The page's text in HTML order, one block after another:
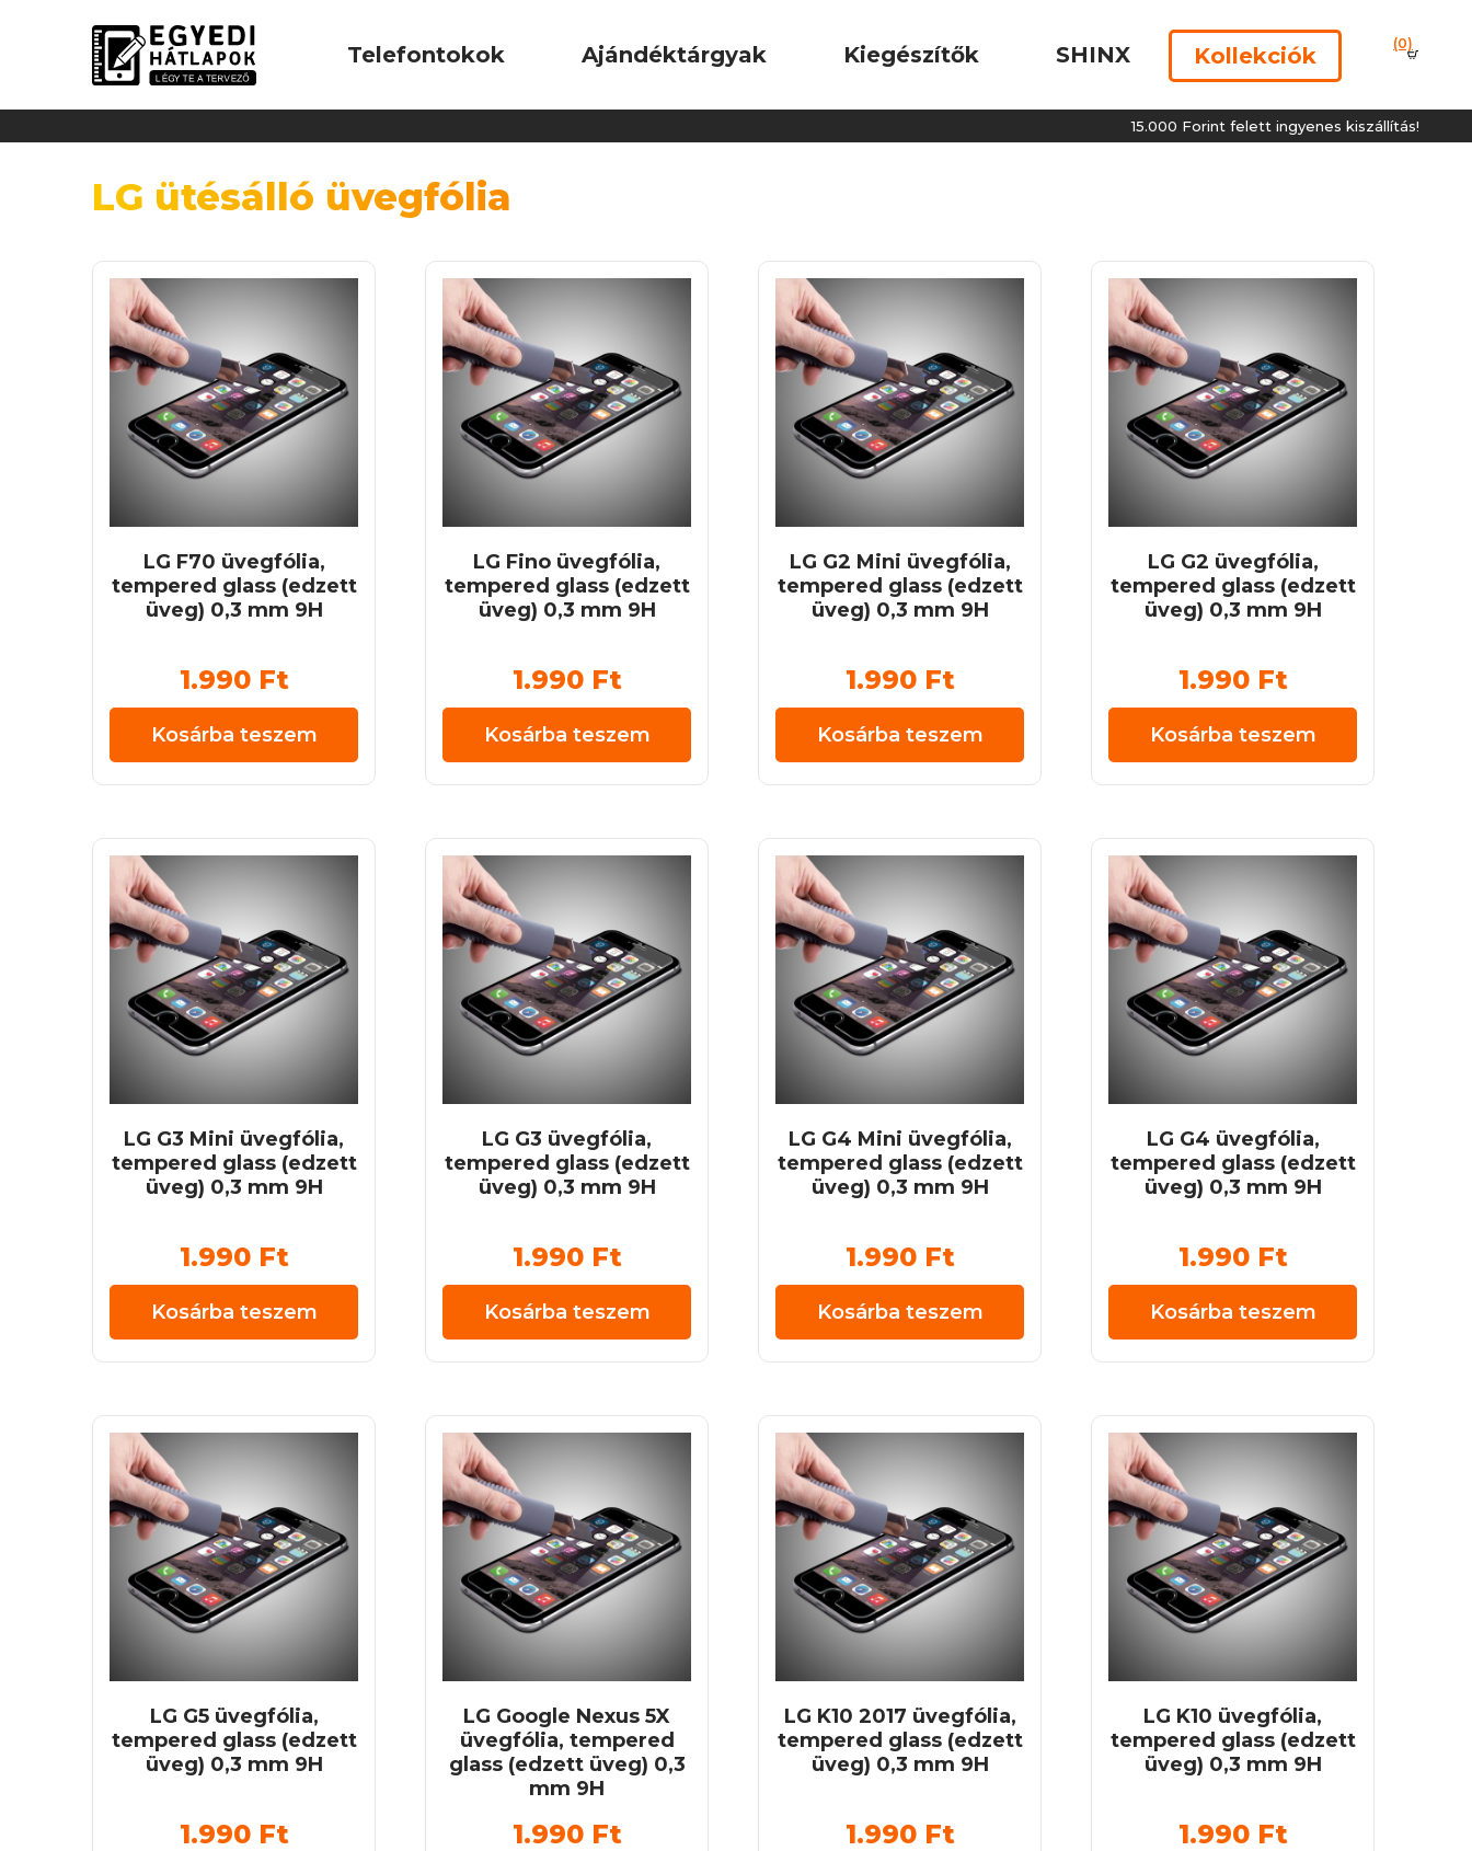
Telefontokok Ajándéktárgyak Kiegészítők SHINX Kollekciók (0)
15.000 Forint felett ingyenes kiszállítás!
LG ütésálló üvegfólia
LG F70 üvegfólia,
tempered glass (edzett
üveg) 0,3 mm 9H
1.990 Ft
Kosárba teszem
LG Fino üvegfólia,
tempered glass (edzett
üveg) 0,3 mm 9H
1.990 Ft
Kosárba teszem
LG G2 Mini üvegfólia,
tempered glass (edzett
üveg) 0,3 mm 9H
1.990 Ft
Kosárba teszem
LG G2 üvegfólia,
tempered glass (edzett
üveg) 0,3 mm 9H
1.990 Ft
Kosárba teszem
LG G3 Mini üvegfólia,
tempered glass (edzett
üveg) 0,3 mm 9H
1.990 Ft
Kosárba teszem
LG G3 üvegfólia,
tempered glass (edzett
üveg) 0,3 mm 9H
1.990 Ft
Kosárba teszem
LG G4 Mini üvegfólia,
tempered glass (edzett
üveg) 0,3 mm 9H
1.990 Ft
Kosárba teszem
LG G4 üvegfólia,
tempered glass (edzett
üveg) 0,3 mm 9H
1.990 Ft
Kosárba teszem
LG G5 üvegfólia,
tempered glass (edzett
üveg) 0,3 mm 9H
1.990 Ft
LG Google Nexus 5X
üvegfólia, tempered
glass (edzett üveg) 0,3
mm 9H
1.990 Ft
LG K10 2017 üvegfólia,
tempered glass (edzett
üveg) 0,3 mm 9H
1.990 Ft
LG K10 üvegfólia,
tempered glass (edzett
üveg) 0,3 mm 9H
1.990 Ft